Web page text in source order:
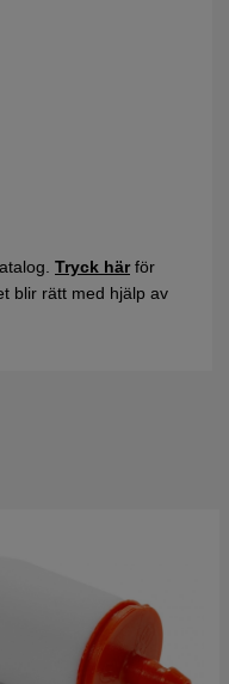
Tryck härför
blir rätt med hjälp av